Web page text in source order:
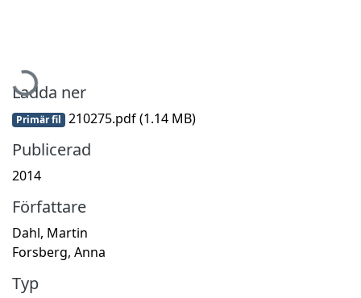
Hämtar...
Ladda ner
Primär fil 210275.pdf(1.14 MB)
Publicerad
2014
Författare
Dahl, Martin
Forsberg, Anna
Typ